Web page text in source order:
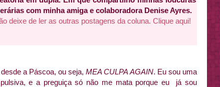
com minha amiga e colaboradora Denise Ayres.
deixe de ler as outras postagens da coluna. Clique aqui!
a Páscoa, ou seja,MEA CULPA AGAIN. Eu sou uma
e a preguiça só não me mata porque eu já sou